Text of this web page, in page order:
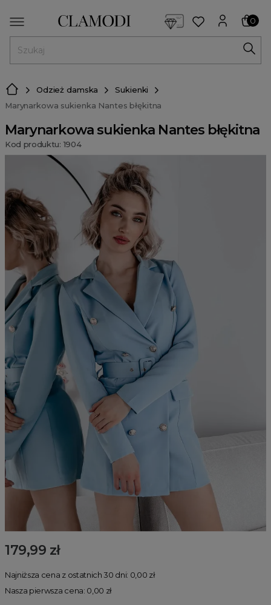
0
Odzież damska
Sukienki
Marynarkowa sukienka Nantes błękitna
Marynarkowa sukienka Nantes błękitna
Kod produktu: 1904
179,99 zł
Najniższa cena z ostatnich 30 dni: 0,00 zł
Nasza pierwsza cena: 0,00 zł